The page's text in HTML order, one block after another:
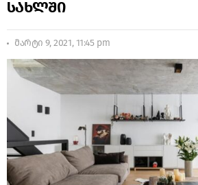
სახლში
მარტი 9, 2021, 11:45 pm